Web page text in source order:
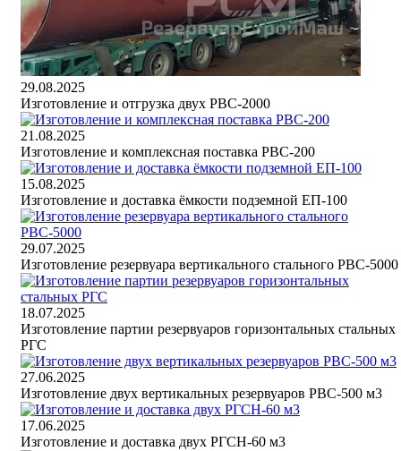
29.08.2025
Изготовление и отгрузка двух РВС-2000
21.08.2025
Изготовление и комплексная поставка РВС-200
15.08.2025
Изготовление и доставка ёмкости подземной ЕП-100
29.07.2025
Изготовление резервуара вертикального стального РВС-5000
18.07.2025
Изготовление партии резервуаров горизонтальных стальных
РГС
27.06.2025
Изготовление двух вертикальных резервуаров РВС-500 м3
17.06.2025
Изготовление и доставка двух РГСН-60 м3